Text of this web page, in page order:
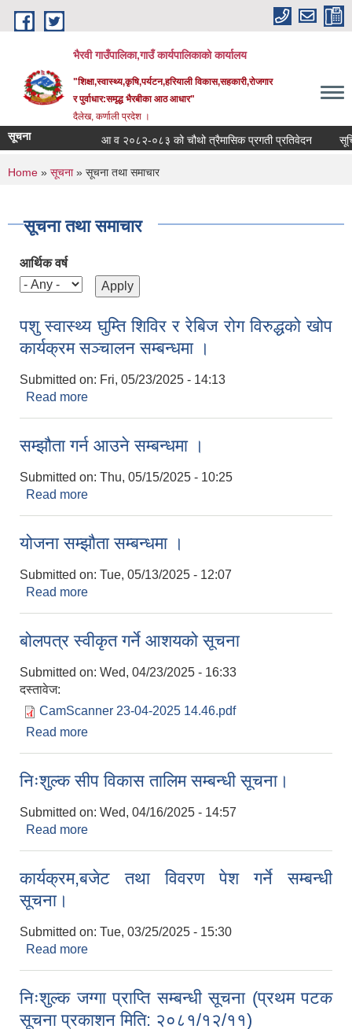
Skip to main content
भैरवी गाउँपालिका,गाउँ कार्यपालिकाको कार्यालय
"शिक्षा,स्वास्थ्य,कृषि,पर्यटन,हरियाली विकास,सहकारी,रोजगार
र पुर्वाधार:समृद्ध भैरबीका आठ आधार"
दैलेख, कर्णाली प्रदेश ।
सूचना आ व २०८२-०८३ को चौथो त्रैमासिक प्रगती प्रतिवेदन सूचि
You are here
Home » सूचना» सूचना तथा समाचार
सूचना तथा समाचार
आर्थिक वर्ष
पशु स्वास्थ्य घुम्ति शिविर र रेबिज रोग विरुद्धको खोप
कार्यक्रम सञ्चालन सम्बन्धमा ।
Submitted on: Fri, 05/23/2025 - 14:13
Read more
सम्झौता गर्न आउने सम्बन्धमा ।
Submitted on: Thu, 05/15/2025 - 10:25
Read more
योजना सम्झौता सम्बन्धमा ।
Submitted on: Tue, 05/13/2025 - 12:07
Read more
बोलपत्र स्वीकृत गर्ने आशयको सूचना
Submitted on: Wed, 04/23/2025 - 16:33
दस्तावेज:
CamScanner 23-04-2025 14.46.pdf
Read more
निःशुल्क सीप विकास तालिम सम्बन्धी सूचना।
Submitted on: Wed, 04/16/2025 - 14:57
Read more
कार्यक्रम,बजेट तथा विवरण पेश गर्ने सम्बन्धी
सूचना।
Submitted on: Tue, 03/25/2025 - 15:30
Read more
निःशुल्क जग्गा प्राप्ति सम्बन्धी सूचना (प्रथम पटक
सूचना प्रकाशन मिति: २०८१/१२/११)